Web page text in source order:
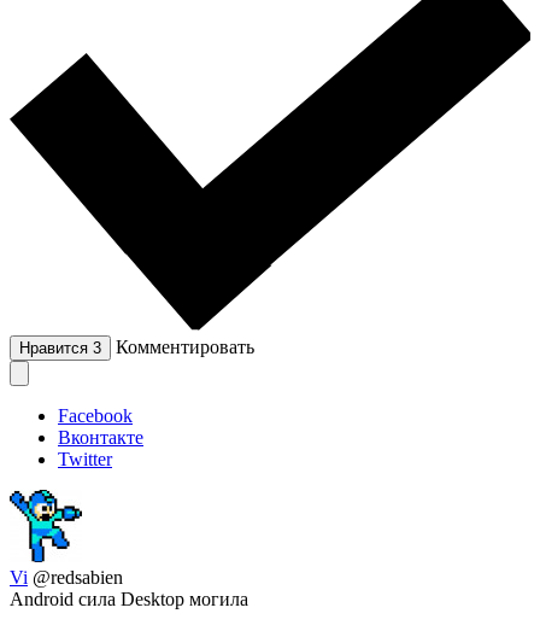
Нравится 3 Комментировать
Facebook
Вконтакте
Twitter
Vi @redsabien
Android сила Desktop могила